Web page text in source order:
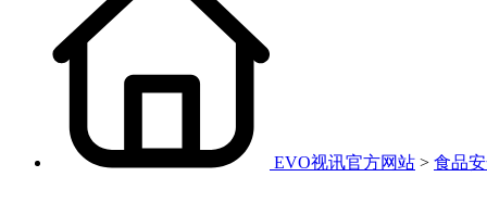
EVO视讯官方网站 > 食品